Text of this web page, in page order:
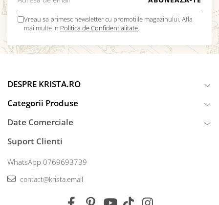
Vreau sa primesc newsletter cu promotiile magazinului. Afla
mai multe in Politica de Confidentialitate
DESPRE KRISTA.RO
Categorii Produse
Date Comerciale
Suport Clienti
WhatsApp 0769693739
contact@krista.email